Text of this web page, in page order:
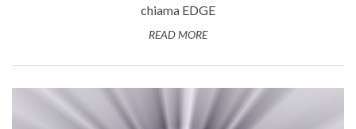
chiama EDGE
READ MORE